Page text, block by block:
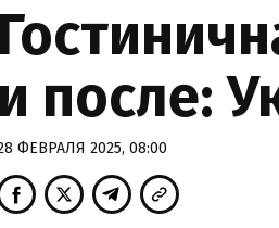
и после:
ФЕВРАЛЯ 2025, 08:00